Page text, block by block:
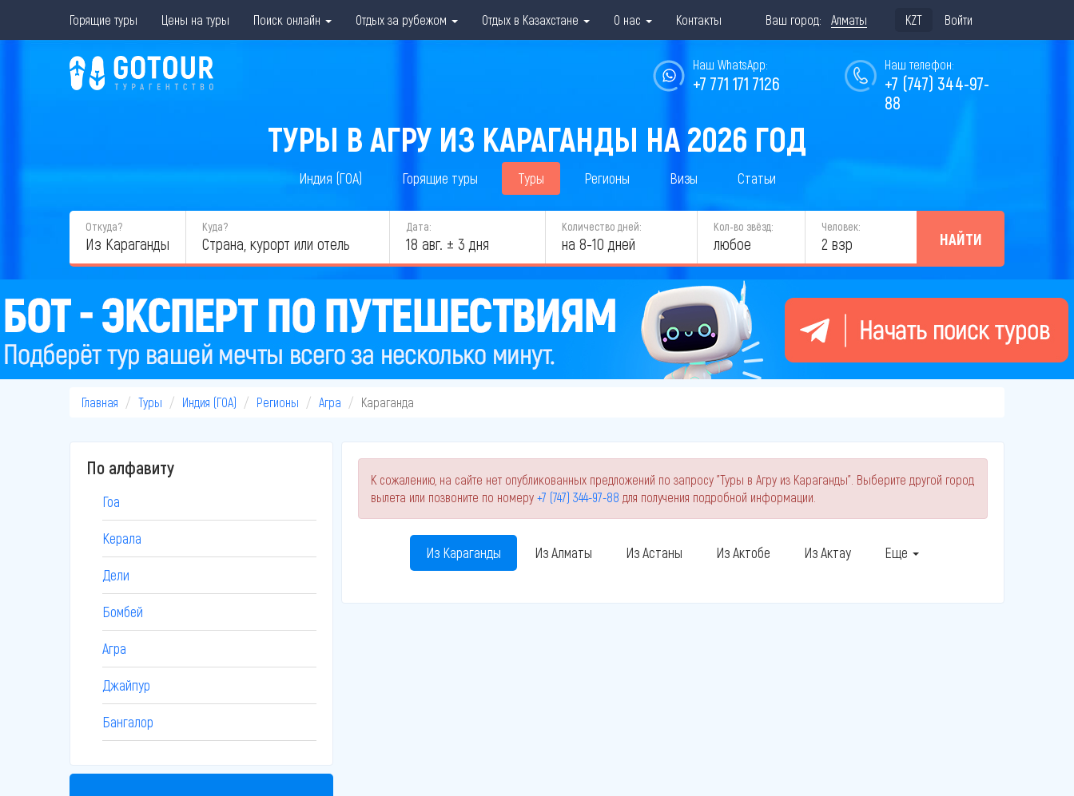
Горящие туры Цены на туры Поиск онлайн Отдых за рубежом Отдых в Казахстане О нас Контакты Ваш город: Алматы KZT Войти
Наш телефон:
+7 (747) 344-97-
88
Наш WhatsApp:
+7 771 171 7126
ТУРЫ В АГРУ ИЗ КАРАГАНДЫ НА 2026 ГОД
Индия (ГОА) Горящие туры Туры Регионы Визы Статьи
Откуда?
Из Караганды
Куда? Дата:
18 авг. ± 3 дня
Количество дней:
на 8-10 дней
Кол-во звёзд:
любое
Человек:
2 взр НАЙТИ
Главная Туры Индия (ГОА) Регионы Агра Караганда
По алфавиту
Гоа
Керала
Дели
Бомбей
Агра
Джайпур
Бангалор
К сожалению, на сайте нет опубликованных предложений по запросу "Туры в Агру из Караганды". Выберите другой город
вылета или позвоните по номеру +7 (747) 344-97-88 для получения подробной информации.
Из Караганды Из Алматы Из Астаны Из Актобе Из Актау Еще